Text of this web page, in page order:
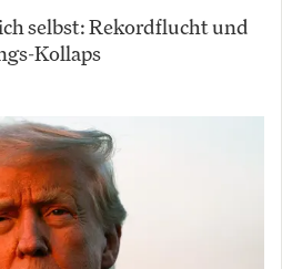
selbst: Rekordflucht und
Kollaps